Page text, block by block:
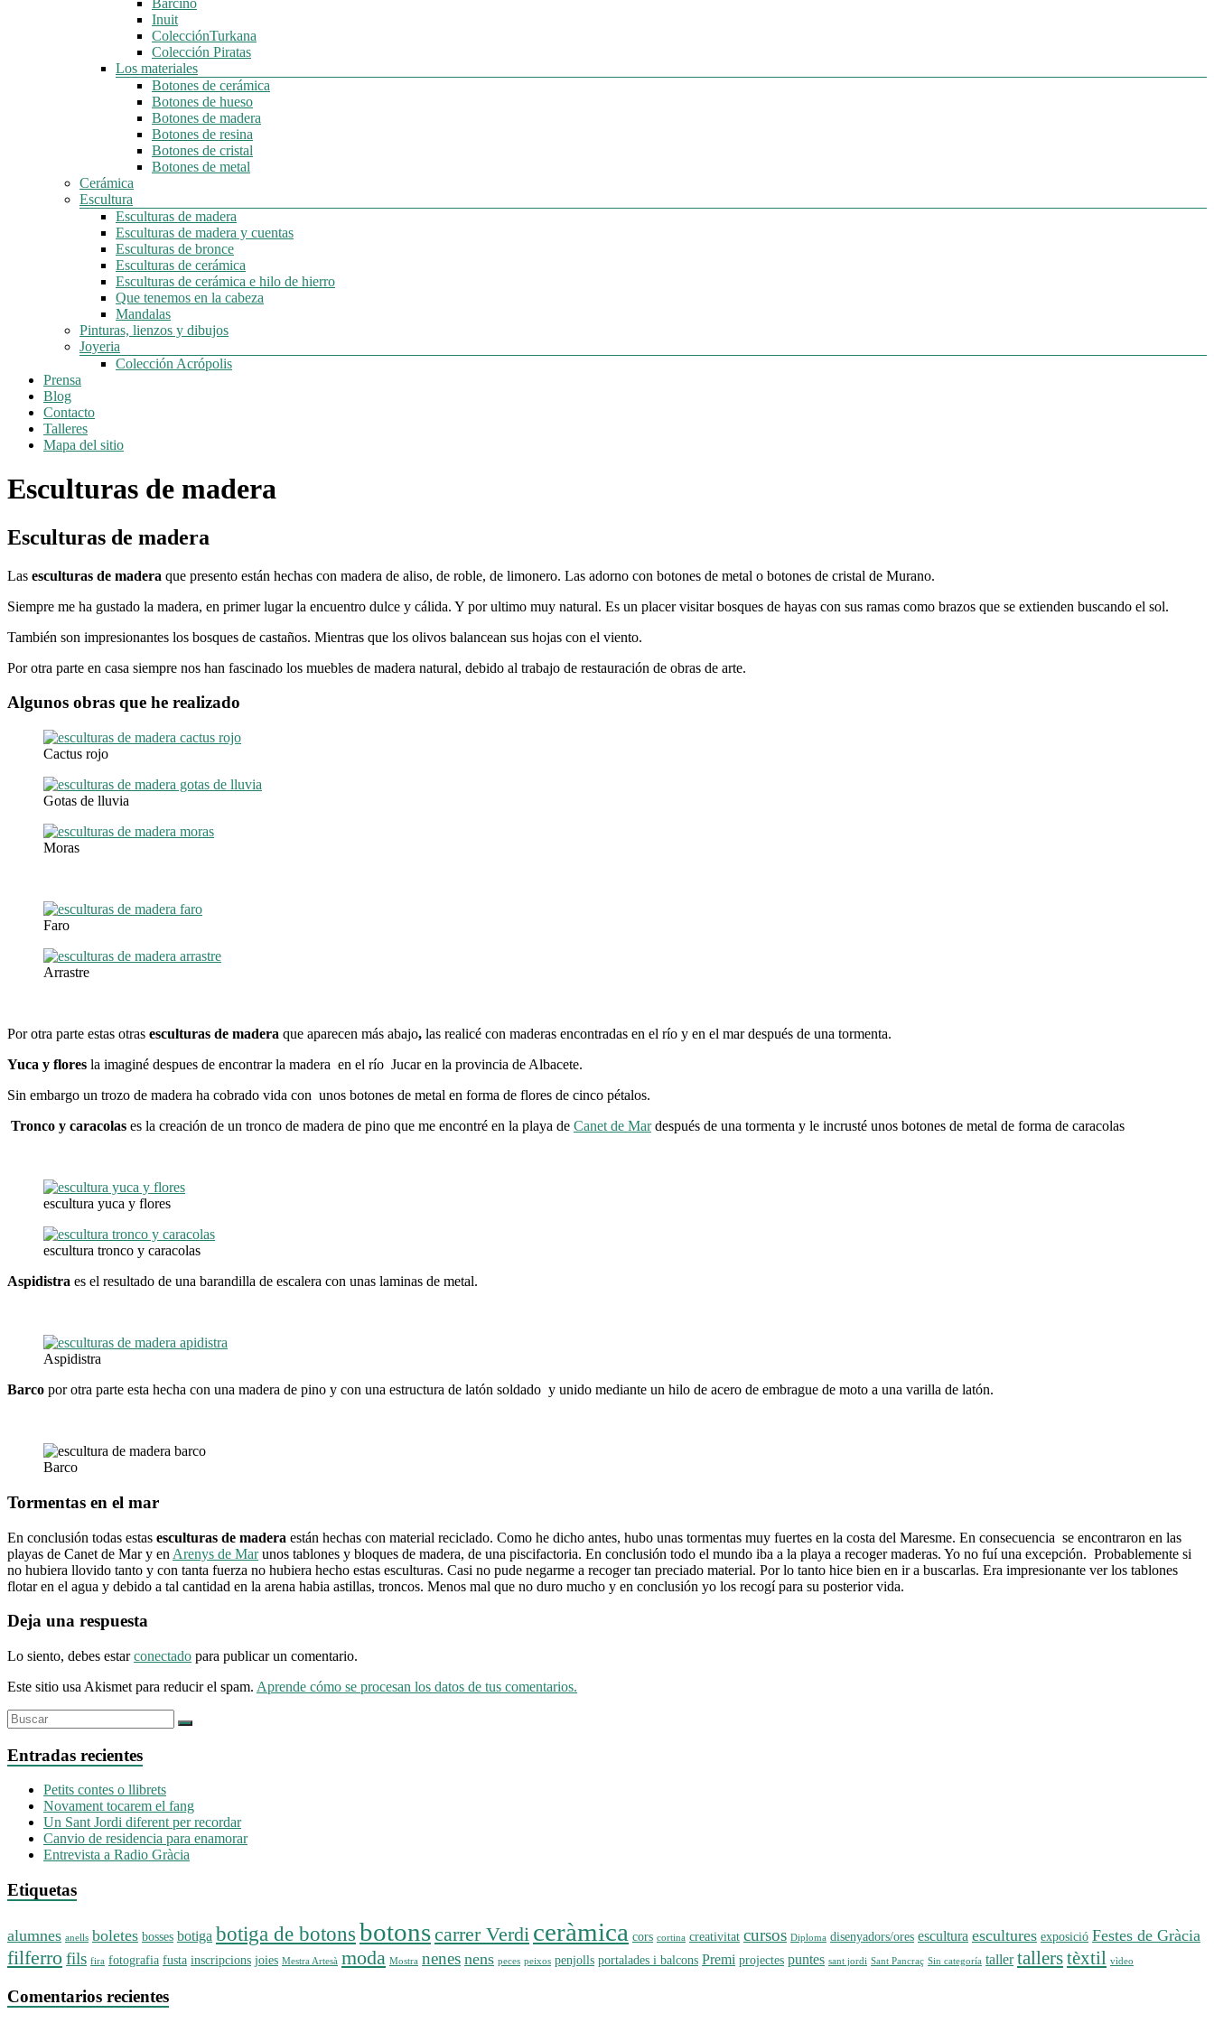
Inuit
ColecciónTurkana
Colección Piratas
Los materiales
Botones de cerámica
Botones de hueso
Botones de madera
Botones de resina
Botones de cristal
Botones de metal
Cerámica
Escultura
Esculturas de madera
Esculturas de madera y cuentas
Esculturas de bronce
Esculturas de cerámica
Esculturas de cerámica e hilo de hierro
Que tenemos en la cabeza
Mandalas
Pinturas, lienzos y dibujos
Joyeria
Colección Acrópolis
Prensa
Blog
Contacto
Talleres
Mapa del sitio
Esculturas de madera
Esculturas de madera
Las esculturas de madera que presento están hechas con madera de aliso, de roble, de limonero. Las adorno con botones de metal o botones de cristal de Murano.
Siempre me ha gustado la madera, en primer lugar la encuentro dulce y cálida. Y por ultimo muy natural. Es un placer visitar bosques de hayas con sus ramas como brazos que se extienden buscando el sol.
También son impresionantes los bosques de castaños. Mientras que los olivos balancean sus hojas con el viento.
Por otra parte en casa siempre nos han fascinado los muebles de madera natural, debido al trabajo de restauración de obras de arte.
Algunos obras que he realizado
Cactus rojo
Gotas de lluvia
Moras
Faro
Arrastre
Por otra parte estas otras esculturas de madera que aparecen más abajo, las realicé con maderas encontradas en el río y en el mar después de una tormenta.
Yuca y flores la imaginé despues de encontrar la madera en el río Jucar en la provincia de Albacete.
Sin embargo un trozo de madera ha cobrado vida con unos botones de metal en forma de flores de cinco pétalos.
Tronco y caracolas es la creación de un tronco de madera de pino que me encontré en la playa de Canet de Mardespués de una tormenta y le incrusté unos botones de metal de forma de caracolas
escultura yuca y flores
escultura tronco y caracolas
Aspidistra es el resultado de una barandilla de escalera con unas laminas de metal.
Aspidistra
Barco por otra parte esta hecha con una madera de pino y con una estructura de latón soldado y unido mediante un hilo de acero de embrague de moto a una varilla de latón.
Barco
Tormentas en el mar
En conclusión todas estas esculturas de madera están hechas con material reciclado. Como he dicho antes, hubo unas tormentas muy fuertes en la costa del Maresme. En consecuencia se encontraron en las
playas de Canet de Mar y en Arenys de Marunos tablones y bloques de madera, de una piscifactoria. En conclusión todo el mundo iba a la playa a recoger maderas. Yo no fuí una excepción. Probablemente si
no hubiera llovido tanto y con tanta fuerza no hubiera hecho estas esculturas. Casi no pude negarme a recoger tan preciado material. Por lo tanto hice bien en ir a buscarlas. Era impresionante ver los tablones
flotar en el agua y debido a tal cantidad en la arena habia astillas, troncos. Menos mal que no duro mucho y en conclusión yo los recogí para su posterior vida.
Deja una respuesta
Lo siento, debes estarconectado para publicar un comentario.
Este sitio usa Akismet para reducir el spam. Aprende cómo se procesan los datos de tus comentarios.
Entradas recientes
Petits contes o llibrets
Novament tocarem el fang
Un Sant Jordi diferent per recordar
Canvio de residencia para enamorar
Entrevista a Radio Gràcia
Etiquetas
alumnes anells boletes bosses botiga botiga de botons botonscarrer Verdi ceràmica cors cortina creativitat cursos Diploma disenyadors/ores escultura escultures exposició Festes de Gràcia
filferrofils fira fotografia fusta inscripcions joies Mestra Artesà moda Mostra nenes nens peces peixos penjolls portalades i balcons Premi projectes puntes sant jordi Sant Pancraç Sin categoría taller tallerstèxtil vìdeo
Comentarios recientes